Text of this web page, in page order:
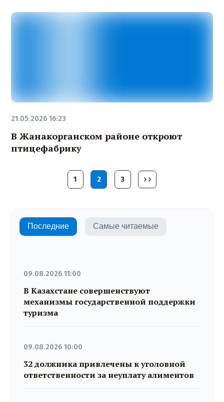
21.05.2026 16:23
В Жанакорганском районе откроют
птицефабрику
1 2 3
Последние Самые читаемые
09.08.2026 11:00
В Казахстане совершенствуют
механизмы государственной поддержки
туризма
09.08.2026 10:00
32 должника привлечены к уголовной
ответственности за неуплату алиментов